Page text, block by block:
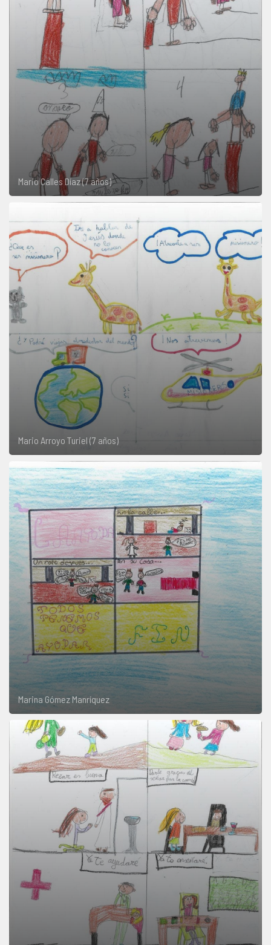
Mario Calles Díaz (7 años)
Mario Arroyo Turiel (7 años)
Marina Gómez Manríquez